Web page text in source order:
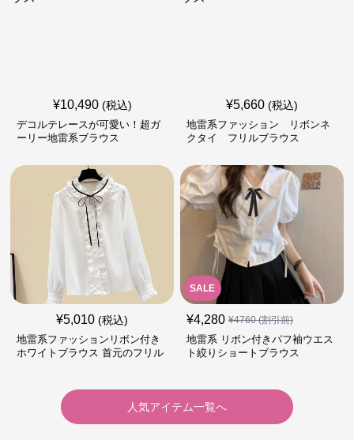
¥10,490 (税込)
デコルテレースが可愛い！超ガ
ーリー地雷系ブラウス
¥5,660 (税込)
地雷系ファッション リボンネ
クタイ フリルブラウス
¥5,010 (税込)
地雷系ファッションリボン付き
ホワイトブラウス 首元のフリル
SALE
¥4,280 ¥4760(割引前)
地雷系 リボン付きパフ袖ウエス
ト絞りショートブラウス
人気アイテム一覧へ